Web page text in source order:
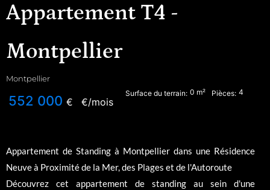
Appartement T4 -
Montpellier
Montpellier
552 000 € €/mois
Surface du terrain: 0 m² Pièces: 4
Appartement de Standing à Montpellier dans une Résidence
Neuve à Proximité de la Mer, des Plages et de l'Autoroute
Découvrez cet appartement de standing au sein d'une